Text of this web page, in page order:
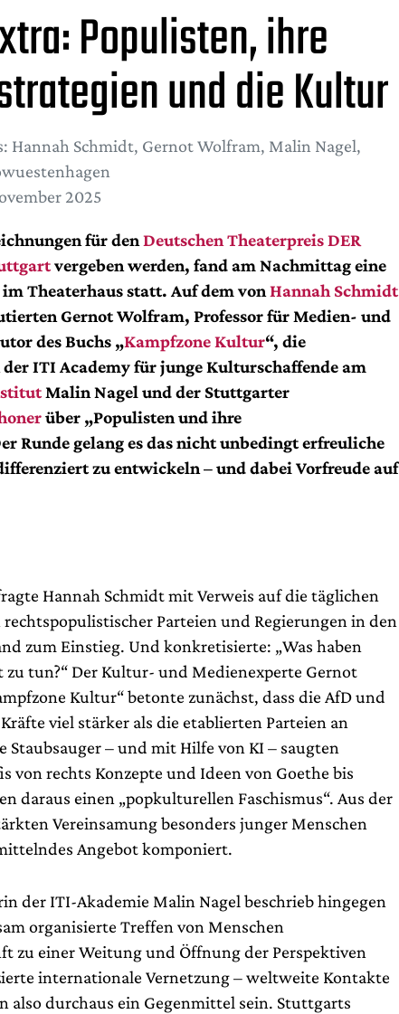
Populisten, ihre
und die Kultur
Hannah Schmidt, Gernot Wolfram, Malin Nagel,
2025
für denDeutschen Theaterpreis DER
vergeben werden, fand am Nachmittag eine
Theaterhaus statt. Auf dem vonHannah Schmidt
Gernot Wolfram, Professor für Medien- und
des Buchs „Kampfzone Kultur“, die
ITI Academy für junge Kulturschaffende am
Malin Nagel und der Stuttgarter
über „Populisten und ihre
Runde gelang es das nicht unbedingt erfreuliche
zu entwickeln – und dabei Vorfreude auf
Hannah Schmidt mit Verweis auf die täglichen
Parteien und Regierungen in den
zum Einstieg. Und konkretisierte: „Was haben
tun?“ Der Kultur- und Medienexperte Gernot
Kultur“ betonte zunächst, dass die AfD und
viel stärker als die etablierten Parteien an
– und mit Hilfe von KI – saugten
von rechts Konzepte und Ideen von Goethe bis
daraus einen „popkulturellen Faschismus“. Aus der
Vereinsamung besonders junger Menschen
Angebot komponiert.
der ITI-Akademie Malin Nagel beschrieb hingegen
organisierte Treffen von Menschen
zu einer Weitung und Öffnung der Perspektiven
internationale Vernetzung – weltweite Kontakte
also durchaus ein Gegenmittel sein. Stuttgarts